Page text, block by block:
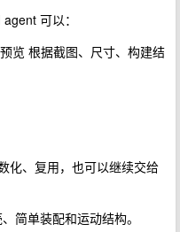
可以：
览 根据截图、尺寸、构建结
化、复用，也可以继续交给
简单装配和运动结构。